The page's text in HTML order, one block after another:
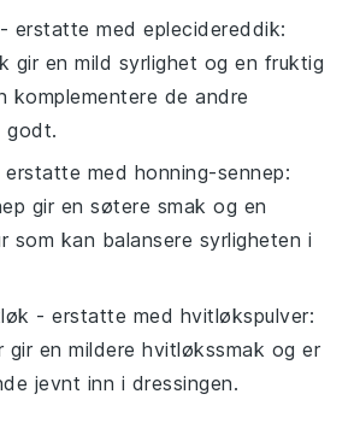
- erstatte medeplecidereddik:
gir en mild syrlighet og en fruktig
komplementere de andre
godt.
erstatte med honning-sennep:
gir en søtere smak og en
som kan balansere syrligheten i
- erstatte med hvitløkspulver:
gir en mildere hvitløkssmak og er
jevnt inn i dressingen.